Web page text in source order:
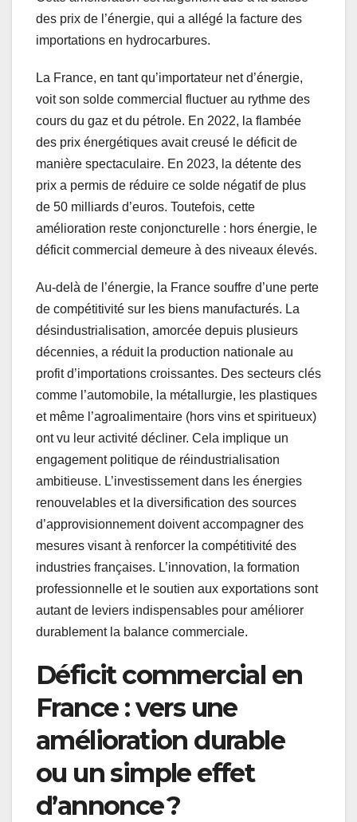
des prix de l’énergie, qui a allégé la facture des
importations en hydrocarbures.
La France, en tant qu’importateur net d’énergie,
voit son solde commercial fluctuer au rythme des
cours du gaz et du pétrole. En 2022, la flambée
des prix énergétiques avait creusé le déficit de
manière spectaculaire. En 2023, la détente des
prix a permis de réduire ce solde négatif de plus
de 50 milliards d’euros. Toutefois, cette
amélioration reste conjoncturelle : hors énergie, le
déficit commercial demeure à des niveaux élevés.
Au-delà de l’énergie, la France souffre d’une perte
de compétitivité sur les biens manufacturés. La
désindustrialisation, amorcée depuis plusieurs
décennies, a réduit la production nationale au
profit d’importations croissantes. Des secteurs clés
comme l’automobile, la métallurgie, les plastiques
et même l’agroalimentaire (hors vins et spiritueux)
ont vu leur activité décliner. Cela implique un
engagement politique de réindustrialisation
ambitieuse. L’investissement dans les énergies
renouvelables et la diversification des sources
d’approvisionnement doivent accompagner des
mesures visant à renforcer la compétitivité des
industries françaises. L’innovation, la formation
professionnelle et le soutien aux exportations sont
autant de leviers indispensables pour améliorer
durablement la balance commerciale.
Déficit commercial en
France : vers une
amélioration durable
ou un simple effet
d’annonce ?